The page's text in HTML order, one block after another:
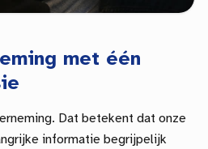
met één
Dat betekent dat onze
informatie begrijpelijk